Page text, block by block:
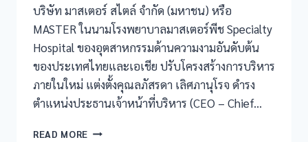
บริษัท มาสเตอร์ สไตล์ จำกัด (มหาชน) หรือ
MASTER ในนามโรงพยาบาลมาสเตอร์พีช Specialty
Hospital ของอุตสาหกรรมด้านความงามอันดับต้น
ของประเทศไทยและเอเชีย ปรับโครงสร้างการบริหาร
ภายในใหม่ แต่งตั้งคุณลภัสรดา เลิศภานุโรจ ดำรง
ตำแหน่งประธานเจ้าหน้าที่บริหาร (CEO – Chief…
READ MORE